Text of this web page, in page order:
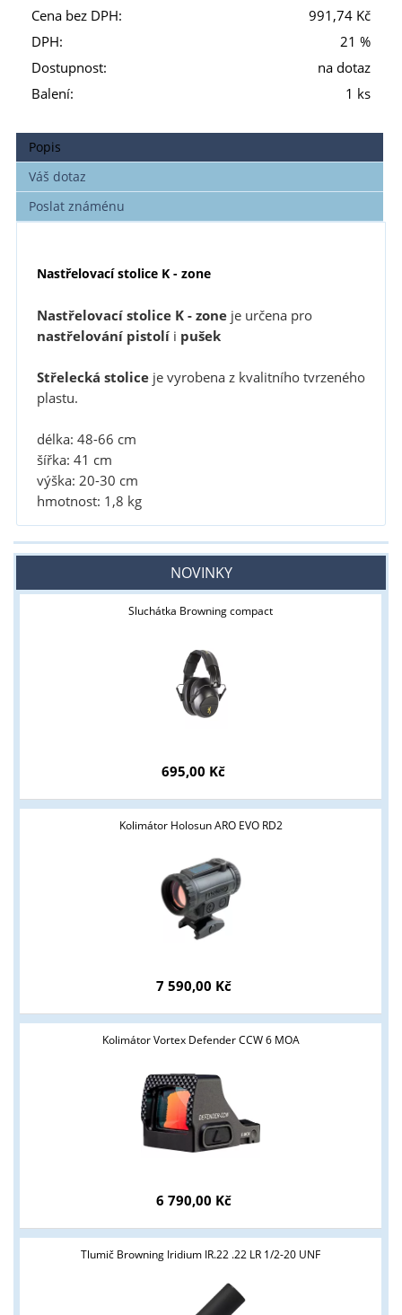
Cena bez DPH:
991,74 Kč
DPH:
21 %
Dostupnost:
na dotaz
Balení:
1 ks
Popis
Váš dotaz
Poslat známénu
Nastřelovací stolice K - zone
Nastřelovací stolice K - zoneje určena pro
nastřelování pistolíi pušek
Střelecká stoliceje vyrobena z kvalitního tvrzeného
plastu.
délka: 48-66 cm
šířka: 41 cm
výška: 20-30 cm
hmotnost: 1,8 kg
NOVINKY
Sluchátka Browning compact
695,00 Kč
Kolimátor Holosun ARO EVO RD2
7 590,00 Kč
Kolimátor Vortex Defender CCW 6 MOA
6 790,00 Kč
Tlumič Browning Iridium IR.22 .22 LR 1/2-20 UNF